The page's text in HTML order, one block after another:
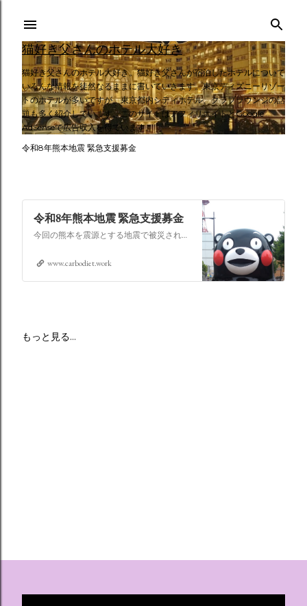
スキップしてメイン コンテンツに移動
猫好き父さんのホテル大好き
猫好き父さんのホテル大好き。猫好き父さんが宿泊したホテルについて
いろんな情報を徒然なるままに書いていきます。東京ディズニーリゾー
トのホテルが多いですが、東京都内シティホテル、クラブラウンジの話
題も多く紹介しています。このサイトはアフィリエイトとGoogle
AdSenseで広告収入を得ています。
令和8年熊本地震 緊急支援募金
令和8年熊本地震 緊急支援募金
今回の熊本を震源とする地震で被災された皆さままだまだ余震も続き大変な時間を過ごされていると思います。心よりお見舞い申し上げます
www.carbodiet.work
もっと見る…